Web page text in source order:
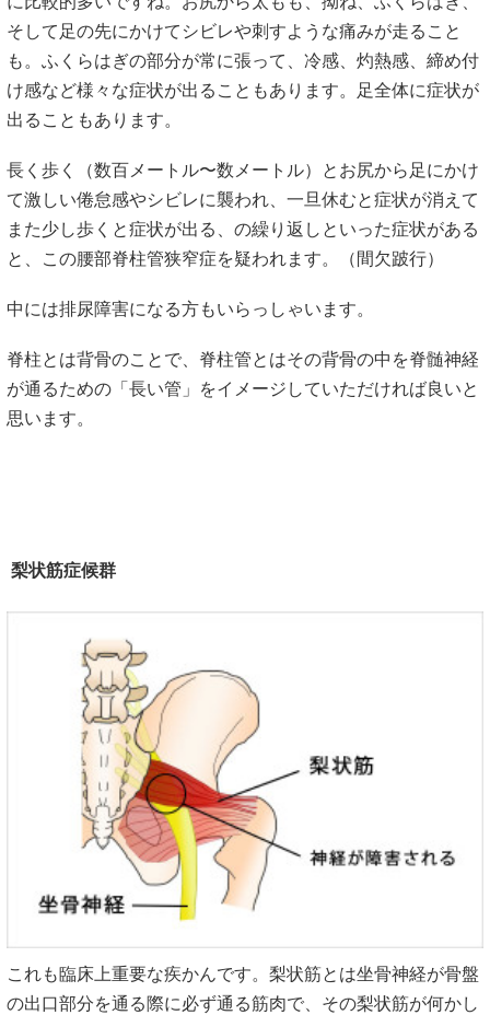
そして足の先にかけてシビレや刺すような痛みが走ること
も。ふくらはぎの部分が常に張って、冷感、灼熱感、締め付
け感など様々な症状が出ることもあります。足全体に症状が
出ることもあります。
長く歩く（数百メートル〜数メートル）とお尻から足にかけ
て激しい倦怠感やシビレに襲われ、一旦休むと症状が消えて
また少し歩くと症状が出る、の繰り返しといった症状がある
と、この腰部脊柱管狭窄症を疑われます。（間欠跛行）
中には排尿障害になる方もいらっしゃいます。
脊柱とは背骨のことで、脊柱管とはその背骨の中を脊髄神経
が通るための「長い管」をイメージしていただければ良いと
思います。
梨状筋症候群
これも臨床上重要な疾かんです。梨状筋とは坐骨神経が骨盤
の出口部分を通る際に必ず通る筋肉で、その梨状筋が何かし